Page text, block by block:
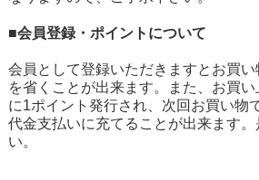
■会員登録・ポイントについて
会員として登録いただきますとお買
を省くことが出来ます。また、お買
に1ポイント発行され、次回お買い物
代金支払いに充てることが出来ます。
い。